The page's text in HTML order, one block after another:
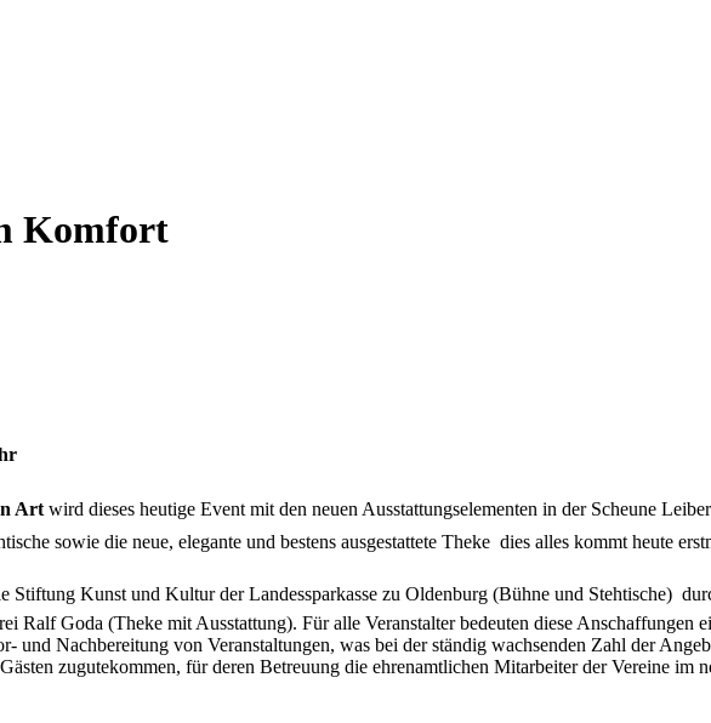
Komfort
Art  wird dieses heutige Event mit den neuen Ausstattungselementen in der Scheune
sowie die neue, elegante und bestens ausgestattete Theke  dies alles kommt heute
Kunst und Kultur der Landessparkasse zu Oldenburg (Bühne und Stehtische) 
Goda (Theke mit Ausstattung). Für alle Veranstalter bedeuten diese Anschaffungen
Nachbereitung von Veranstaltungen, was bei der ständig wachsenden Zahl der
zugutekommen, für deren Betreuung die ehrenamtlichen Mitarbeiter der Vereine im